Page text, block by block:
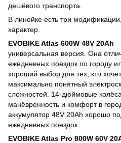
дешёвого транспорта.
В линейке есть три
характер.
EVOBIKE Atlas 600W 48V 20Ah
универсальная версия. Она
ежедневных поездок по городу
хороший выбор для тех, кто
максимально понятный
сложностей. 14-дюймовые
манёвренность и комфорт в
аккумулятор 48V 20Ah хорошо
ежедневных поездок.
EVOBIKE Atlas Pro 800W 60V